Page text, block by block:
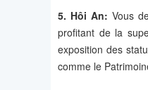
5. Hôi An: Vous
profitant de la
exposition des
comme le